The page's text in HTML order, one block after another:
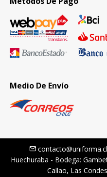
Medio De Envío
contacto@uniforma.cl
Huechuraba - Bodega:
Callao, Las Condes